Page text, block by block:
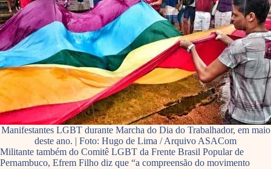
Manifestantes LGBT durante Marcha do Dia do Trabalhador, em maio
deste ano. | Foto: Hugo de Lima / Arquivo ASACom
Militante também do Comitê LGBT da Frente Brasil Popular de
Pernambuco, Efrem Filho diz que “a compreensão do movimento